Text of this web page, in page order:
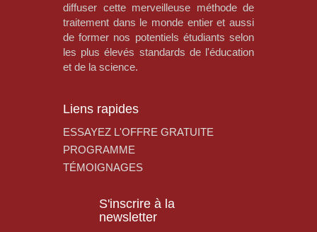
diffuser cette merveilleuse méthode de
traitement dans le monde entier et aussi
de former nos potentiels étudiants selon
les plus élevés standards de l'éducation
et de la science.
Liens rapides
ESSAYEZ L'OFFRE GRATUITE
PROGRAMME
TÉMOIGNAGES
S'inscrire à la
newsletter